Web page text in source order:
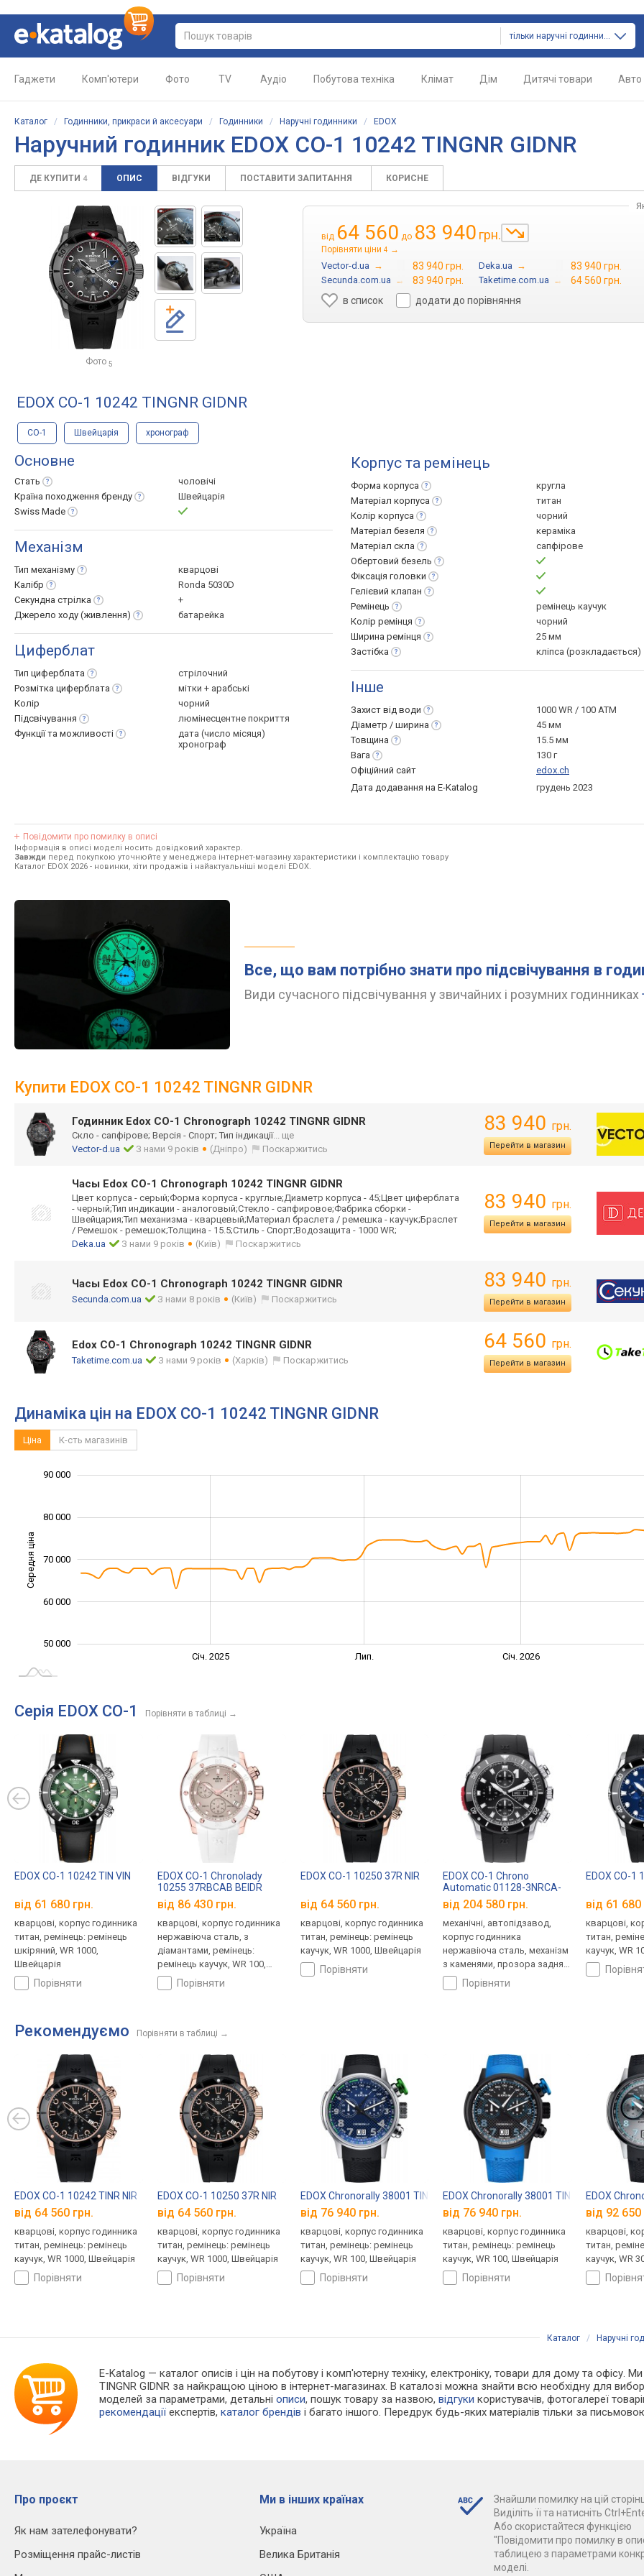
тільки наручні годинники
Гаджети Комп'ютери Фото TV Аудіо Побутова техніка Клімат Дім Дитячі товари Авто
Каталог / Годинники, прикраси й аксесуари / Годинники / Наручні годинники / EDOX
Наручний годинник EDOX CO-1 10242 TINGNR GIDNR
ДЕ КУПИТИ 4 ОПИС ВІДГУКИ ПОСТАВИТИ ЗАПИТАННЯ КОРИСНЕ
Фото 5
від 64 560 до 83 940 грн.
Порівняти ціни 4 →
Vector-d.ua → 83 940 грн. Deka.ua → 83 940 грн.
Secunda.com.ua → 83 940 грн. Taketime.com.ua →
64 560 грн.
в список
додати до порівняння
EDOX CO-1 10242 TINGNR GIDNR
CO-1 Швейцарія хронограф
Основне
Стать
чоловічі
Країна походження бренду
Швейцарія
Swiss Made
Механізм
Тип механізму
кварцові
Калібр
Ronda 5030D
Секундна стрілка
+
Джерело ходу (живлення) батарейка
Циферблат
Тип циферблата
стрілочний
Розмітка циферблата
мітки + арабські
Колір
чорний
Підсвічування
люмінесцентне покриття
Функції та можливості
дата (число місяця)
хронограф
Корпус та ремінець
Форма корпуса
кругла
Матеріал корпуса
титан
Колір корпуса
чорний
Матеріал безеля
кераміка
Матеріал скла
сапфірове
Обертовий безель
Фіксація головки
Гелієвий клапан
Ремінець
ремінець каучук
Колір ремінця
чорний
Ширина ремінця
25 мм
Застібка
кліпса (розкладається)
Інше
Захист від води
1000 WR / 100 ATM
Діаметр / ширина
45 мм
Товщина
15.5 мм
Вага
130 г
Офіційний сайт
edox.ch
Дата додавання на E-Katalog
грудень 2023
Повідомити про помилку в описі
Інформація в описі моделі носить довідковий характер.
Завжди перед покупкою уточнюйте у менеджера інтернет-магазину характеристики і комплектацію товару
Каталог EDOX 2026 - новинки, хіти продажів і найактуальніші моделі EDOX.
Все, що вам потрібно знати про підсвічування в
Види сучасного підсвічування у звичайних і розумних годинниках
Купити EDOX CO-1 10242 TINGNR GIDNR
Годинник Edox CO-1 Chronograph 10242 TINGNR GIDNR
Скло - сапфірове; Версія - Спорт; Тип індикації... ще
Vector-d.ua
З нами 9 років (Дніпро) Поскаржитись
83 940 грн.
Перейти в магазин
Часы Edox CO-1 Chronograph 10242 TINGNR GIDNR
Цвет корпуса - серый;Форма корпуса - круглые;Диаметр корпуса - 45;Цвет циферблата
- черный;Тип индикации - аналоговый;Стекло - сапфировое;Фабрика сборки -
Швейцария;Тип механизма - кварцевый;Материал браслета / ремешка - каучук;Браслет
/ Ремешок - ремешок;Толщина - 15.5;Стиль - Спорт;Водозащита - 1000 WR;
Deka.ua
З нами 9 років (Київ) Поскаржитись
83 940 грн.
Перейти в магазин
Часы Edox CO-1 Chronograph 10242 TINGNR GIDNR
Secunda.com.ua З нами 8 років (Київ) Поскаржитись
83 940 грн.
Перейти в магазин
Edox CO-1 Chronograph 10242 TINGNR GIDNR
Taketime.com.ua З нами 9 років (Харків) Поскаржитись
64 560 грн.
Перейти в магазин
Динаміка цін на EDOX CO-1 10242 TINGNR GIDNR
Ціна К-сть магазинів
Середня ціна 50 000
50 000
60 000
70 000
80 000
90 000
Січ. 2025 Лип. Січ. 2026
Серія EDOX CO-1 Порівняти в таблиці →
EDOX CO-1 10242 TIN VIN
від 61 680 грн.
кварцові, корпус годинника
титан, ремінець: ремінець
шкіряний, WR 1000,
Швейцарія
порівняти
EDOX CO-1 Chronolady
10255 37RBCAB BEIDR
від 86 430 грн.
кварцові, корпус годинника
нержавіюча сталь, з
діамантами, ремінець:
ремінець каучук, WR 100,
Швейцаріяпорівняти
EDOX CO-1 10250 37R NIR
від 64 560 грн.
кварцові, корпус годинника
титан, ремінець: ремінець
каучук, WR 1000, Швейцарія
порівняти
EDOX CO-1 Chrono
Automatic 01128-3NRCA-
NN
від 204 580 грн.
механічні, автопідзавод,
корпус годинника
нержавіюча сталь, механізм
з каменями, прозора задня
кришка, ремінець: ремінець
каучук, WR 100, Швейцарія
порівняти
EDOX CO-1
від 61 680
кварцові,
титан,
каучук, WR
Рекомендуємо Порівняти в таблиці →
EDOX CO-1 10242 TINR NIR
від 64 560 грн.
кварцові, корпус годинника
титан, ремінець: ремінець
каучук, WR 1000, Швейцарія
порівняти
EDOX CO-1 10250 37R NIR
від 64 560 грн.
кварцові, корпус годинника
титан, ремінець: ремінець
каучук, WR 1000, Швейцарія
порівняти
EDOX Chronorally 38001 TINV BUV3
від 76 940 грн.
кварцові, корпус годинника
титан, ремінець: ремінець
каучук, WR 100, Швейцарія
порівняти
EDOX Chronorally 38001 TINNBU3 NIBU3
від 76 940 грн.
кварцові, корпус годинника
титан, ремінець: ремінець
каучук, WR 100, Швейцарія
порівняти
EDOX
від 92 650
кварцові,
титан,
каучук, WR
Каталог / Наручні
E-Katalog — каталог описів і цін на побутову і комп'ютерну техніку, електроніку, товари для дому та офісу.
TINGNR GIDNR за найкращою ціною в інтернет-магазинах. В каталозі можна знайти всю необхідну для
моделей за параметрами, детальніописи, пошук товару за назвою,відгуки користувачів, фотогалереї
рекомендації експертів,каталог брендів і багато іншого. Передрук будь-яких матеріалів тільки за
Про проєкт
Як нам зателефонувати?
Розміщення прайс-листів
Ми в інших країнах
Україна
Велика Британія
Знайшли помилку на цій
Виділіть її та натисніть
Або скористайтеся функцією
"Повідомити про помилку в
таблицею з параметрами
моделі.